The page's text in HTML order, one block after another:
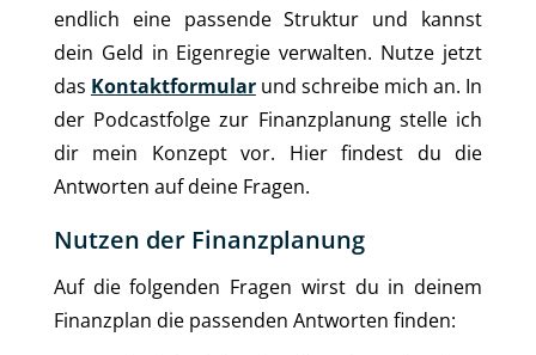
endlich eine passende Struktur und kannst
dein Geld in Eigenregie verwalten. Nutze jetzt
das Kontaktformularund schreibe mich an. In
der Podcastfolge zur Finanzplanung stelle ich
dir mein Konzept vor. Hier findest du die
Antworten auf deine Fragen.
Nutzen der Finanzplanung
Auf die folgenden Fragen wirst du in deinem
Finanzplan die passenden Antworten finden: